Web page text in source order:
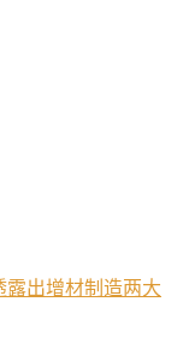
露出增材制造两大